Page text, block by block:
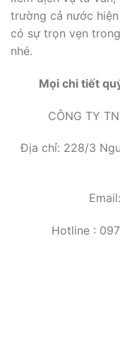
trường cả nước
có sự trọn vẹn
nhé.
Mọi chi tiết
CÔNG TY
Địa chỉ: 228/3
Hotline :